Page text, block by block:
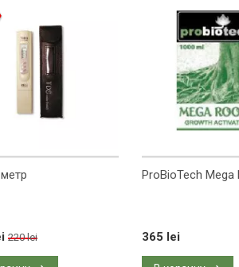
220 lei
ProBioTech Mega
365 lei